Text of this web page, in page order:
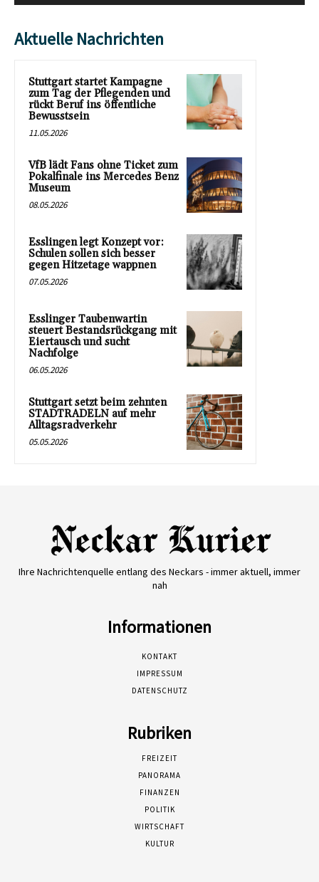
Aktuelle Nachrichten
Stuttgart startet Kampagne
zum Tag der Pflegenden und
rückt Beruf ins öffentliche
Bewusstsein
11.05.2026
VfB lädt Fans ohne Ticket zum
Pokalfinale ins Mercedes Benz
Museum
08.05.2026
Esslingen legt Konzept vor:
Schulen sollen sich besser
gegen Hitzetage wappnen
07.05.2026
Esslinger Taubenwartin
steuert Bestandsrückgang mit
Eiertausch und sucht
Nachfolge
06.05.2026
Stuttgart setzt beim zehnten
STADTRADELN auf mehr
Alltagsradverkehr
05.05.2026
Ihre Nachrichtenquelle entlang des Neckars - immer aktuell, immer
nah
Informationen
KONTAKT
IMPRESSUM
DATENSCHUTZ
Rubriken
FREIZEIT
PANORAMA
FINANZEN
POLITIK
WIRTSCHAFT
KULTUR